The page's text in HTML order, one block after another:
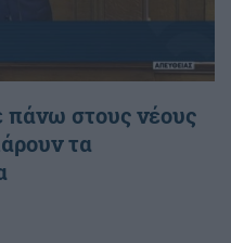
πάνω στους νέους
τα